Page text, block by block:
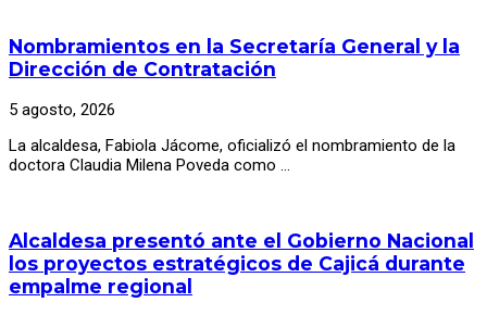
Nombramientos en la Secretaría General y la
Dirección de Contratación
5 agosto, 2026
La alcaldesa, Fabiola Jácome, oficializó el nombramiento de la
doctora Claudia Milena Poveda como …
Alcaldesa presentó ante el Gobierno Nacional
los proyectos estratégicos de Cajicá durante
empalme regional